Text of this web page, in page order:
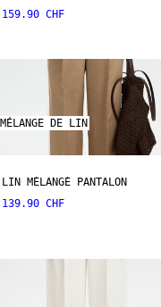
159.90 CHF
MÉLANGE DE LIN
LIN MÉLANGÉ PANTALON
139.90 CHF